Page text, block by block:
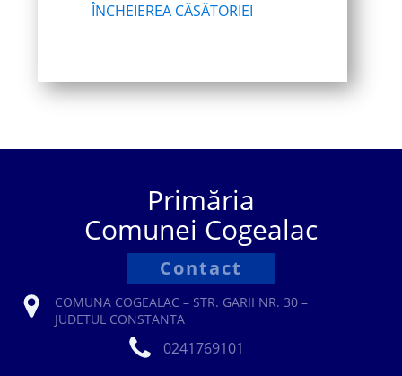
ÎNCHEIEREA CĂSĂTORIEI
Primăria
Comunei Cogealac
Contact
COMUNA COGEALAC – STR. GARII NR. 30 –
JUDETUL CONSTANTA
0241769101